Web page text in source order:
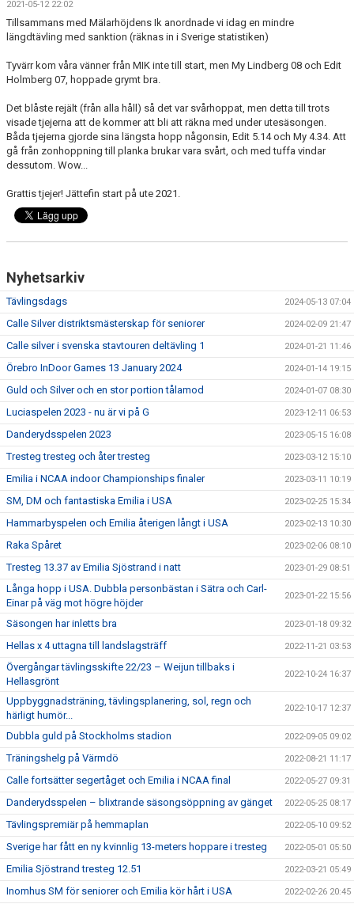
KONTAKT
2021-05-12 22:02
Tillsammans med Mälarhöjdens Ik anordnade vi idag en mindre
längdtävling med sanktion (räknas in i Sverige statistiken)
Tyvärr kom våra vänner från MIK inte till start, men My Lindberg 08 och Edit
Holmberg 07, hoppade grymt bra.
Det blåste rejält (från alla håll) så det var svårhoppat, men detta till trots
visade tjejerna att de kommer att bli att räkna med under utesäsongen.
Båda tjejerna gjorde sina längsta hopp någonsin, Edit 5.14 och My 4.34. Att
gå från zonhoppning till planka brukar vara svårt, och med tuffa vindar
dessutom. Wow...
Grattis tjejer! Jättefin start på ute 2021.
Nyhetsarkiv
Tävlingsdags 2024-05-13 07:04
Calle Silver distriktsmästerskap för seniorer 2024-02-09 21:47
Calle silver i svenska stavtouren deltävling 1 2024-01-21 11:46
Örebro InDoor Games 13 January 2024 2024-01-14 19:15
Guld och Silver och en stor portion tålamod 2024-01-07 08:30
Luciaspelen 2023 - nu är vi på G 2023-12-11 06:53
Danderydsspelen 2023 2023-05-15 16:08
Tresteg tresteg och åter tresteg 2023-03-12 15:10
Emilia i NCAA indoor Championships finaler 2023-03-11 10:19
SM, DM och fantastiska Emilia i USA 2023-02-25 15:34
Hammarbyspelen och Emilia återigen långt i USA 2023-02-13 10:30
Raka Spåret 2023-02-06 08:10
Tresteg 13.37 av Emilia Sjöstrand i natt 2023-01-29 08:51
Långa hopp i USA. Dubbla personbästan i Sätra och Carl-
Einar på väg mot högre höjder
2023-01-22 15:56
Säsongen har inletts bra 2023-01-18 09:32
Hellas x 4 uttagna till landslagsträff 2022-11-21 03:53
Övergångar tävlingsskifte 22/23 – Weijun tillbaks i
Hellasgrönt
2022-10-24 16:37
Uppbyggnadsträning, tävlingsplanering, sol, regn och
härligt humör...
2022-10-17 12:37
Dubbla guld på Stockholms stadion 2022-09-05 09:02
Träningshelg på Värmdö 2022-08-21 11:17
Calle fortsätter segertåget och Emilia i NCAA final 2022-05-27 09:31
Danderydsspelen – blixtrande säsongsöppning av gänget 2022-05-25 08:17
Tävlingspremiär på hemmaplan 2022-05-10 09:52
Sverige har fått en ny kvinnlig 13-meters hoppare i tresteg 2022-05-01 05:50
Emilia Sjöstrand tresteg 12.51 2022-03-21 05:49
Inomhus SM för seniorer och Emilia kör hårt i USA 2022-02-26 20:45